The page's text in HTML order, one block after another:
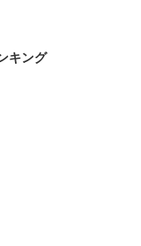
キング